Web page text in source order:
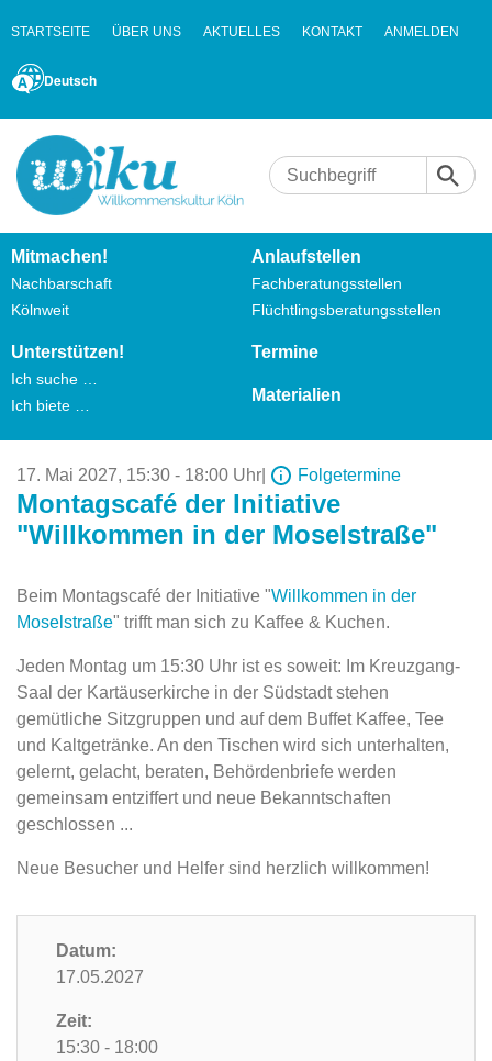
STARTSEITE ÜBER UNS AKTUELLES KONTAKT ANMELDEN
Deutsch
Mitmachen!
Nachbarschaft
Kölnweit
Anlaufstellen
Fachberatungsstellen
Flüchtlingsberatungsstellen
Unterstützen!
Ich suche …
Ich biete …
Termine
Materialien
17. Mai 2027, 15:30 - 18:00 Uhr Folgetermine
Montagscafé der Initiative
"Willkommen in der Moselstraße"
Beim Montagscafé der Initiative "Willkommen in der
Moselstraße" trifft man sich zu Kaffee & Kuchen.
Jeden Montag um 15:30 Uhr ist es soweit: Im Kreuzgang-
Saal der Kartäuserkirche in der ‎Südstadt stehen
gemütliche Sitzgruppen und auf dem Buffet Kaffee, ‎Tee
und Kaltgetränke. An den Tischen wird sich unterhalten,
gelernt, gelacht, beraten, Behördenbriefe werden
gemeinsam entziffert und neue Bekanntschaften
‎geschlossen ...‎
Neue Besucher und Helfer sind herzlich willkommen!
Datum:
17.05.2027
Zeit:
15:30 - 18:00